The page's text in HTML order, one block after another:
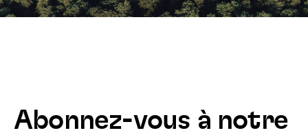
Abonnez-vous à notre